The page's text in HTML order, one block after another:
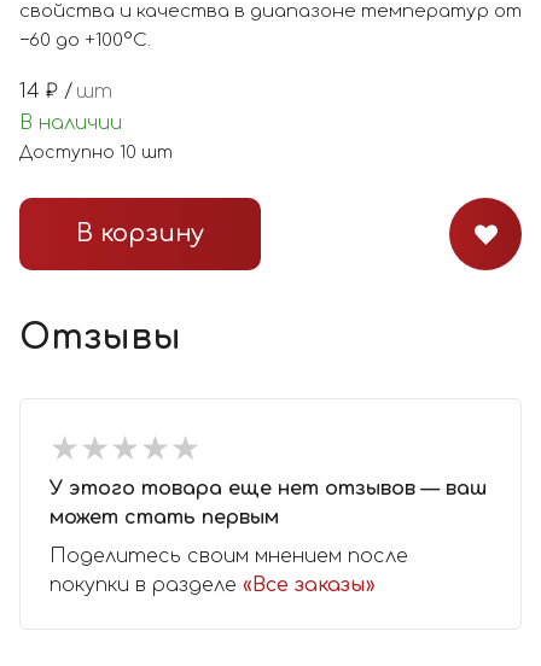
свойства и качества в диапазоне температур от
−60 до +100°С.
14 ₽ / шт
В наличии
Доступно 10 шт
В корзину
Отзывы
★★★★★
★★★★★
У этого товара еще нет отзывов — ваш
может стать первым
Поделитесь своим мнением после
покупки в разделе «Все заказы»